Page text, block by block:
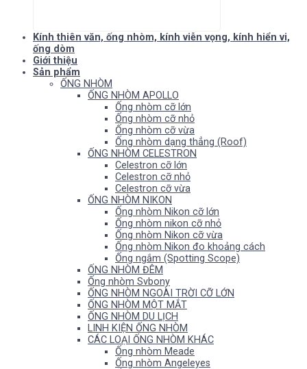
Kính thiên văn, ống nhòm, kính viễn vọng, kính hiển vi,
ống dòm
Giới thiệu
Sản phẩm
ỐNG NHÒM
ỐNG NHÒM APOLLO
Ống nhòm cỡ lớn
Ống nhòm cỡ nhỏ
Ống nhòm cỡ vừa
Ống nhòm dạng thẳng (Roof)
ỐNG NHÒM CELESTRON
Celestron cỡ lớn
Celestron cỡ nhỏ
Celestron cỡ vừa
ỐNG NHÒM NIKON
Ống nhòm Nikon cỡ lớn
Ống nhòm nikon cỡ nhỏ
Ống nhòm Nikon cỡ vừa
Ống nhòm Nikon đo khoảng cách
Ống ngắm (Spotting Scope)
ỐNG NHÒM ĐÊM
Ống nhòm Svbony
ỐNG NHÒM NGOÀI TRỜI CỠ LỚN
ỐNG NHÒM MỘT MẮT
ỐNG NHÒM DU LỊCH
LINH KIỆN ỐNG NHÒM
CÁC LOẠI ỐNG NHÒM KHÁC
Ống nhòm Meade
Ống nhòm Angeleyes